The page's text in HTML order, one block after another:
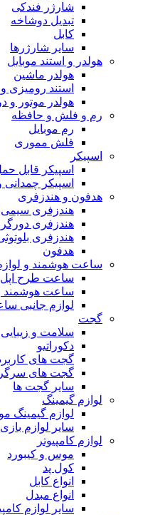
شارژر فندکی
تبدیل دوشاخه
کابل
سایر شارژرها
هولدر و استند موبایل
هولدر ماشین
استند رومیزی
هولدر موتور و
رم و فلش و حافظه
رم موبایل
فلش مموری
اسپیکر
اسپیکر قابل
اسپیکر
هدفون و هندزفری
هندزفری سیمی
هندزفری
هندزفری
هدفون
ساعت هوشمند و
ساعت طرح اپل
ساعت هوشمند
لوازم جانبی
گجت
سلامت و زیبایی
دکوراتیو
گجت های
گجت های
سایر گجت ها
لوازم گیمینگ
لوازم گیمینگ
سایر لوازم بازی
لوازم کامپیوتر
موس و کیبورد
کول پد
انواع کابل
انواع مبدل
سایر لوازم